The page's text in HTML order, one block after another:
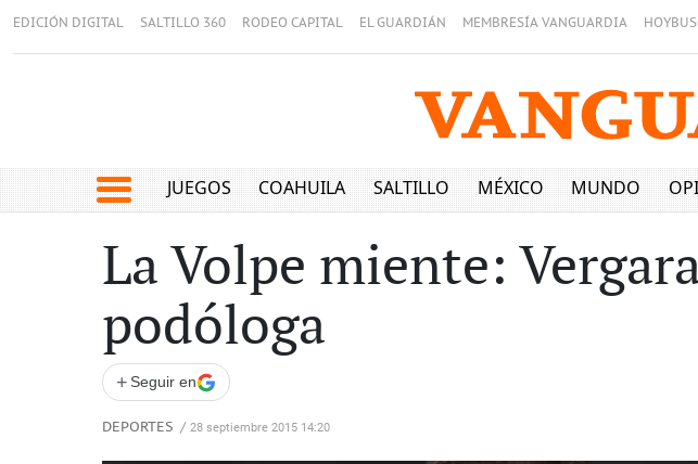
EDICIÓN DIGITAL SALTILLO 360 RODEO CAPITAL EL GUARDIÁN MEMBRESÍA VANGUARDIA
JUEGOS COAHUILA SALTILLO MÉXICO MUNDO
La Volpe miente:
podóloga
+ Seguir en
DEPORTES / 28 septiembre 2015 14:20